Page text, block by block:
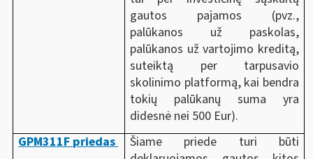
gautos pajamos (pvz.,
palūkanos už paskolas,
palūkanos už vartojimo kreditą,
suteiktą per tarpusavio
skolinimo platformą, kai bendra
tokių palūkanų suma yra
didesnė nei 500 Eur).
GPM311F priedas
Šiame priede turi būti